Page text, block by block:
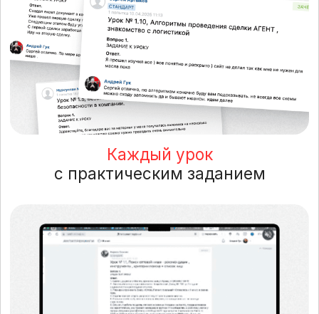
Возможно совмещатьс основной
деятельностью на старте